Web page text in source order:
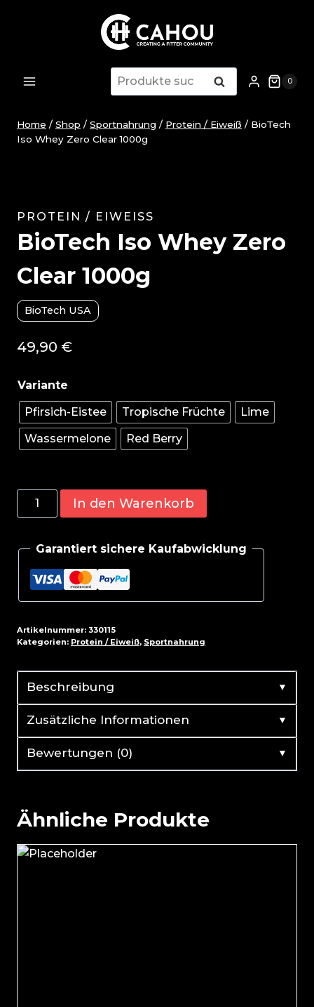
Suche
nach:
Suche 0
Home / Shop / Sportnahrung / Protein / Eiweiß / BioTech
Iso Whey Zero Clear 1000g
PROTEIN / EIWEISS
BioTech Iso Whey Zero
Clear 1000g
BioTech USA
49,90 €
Pfirsich-Eistee Tropische Früchte
Lime
Wassermelone
Red Berry
BioTech
Iso
Zero
Clear
1000g
Menge
In den Warenkorb
Garantiert sichere Kaufabwicklung
Artikelnummer: 330115
Kategorien: Protein / Eiweiß, Sportnahrung
Beschreibung ▼
Zusätzliche Informationen ▼
Bewertungen (0) ▼
Ähnliche Produkte